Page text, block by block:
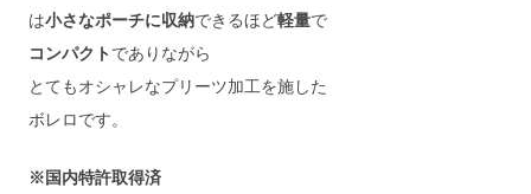
は小さなポーチに収納できるほど軽量で
コンパクト でありながら
とてもオシャレなプリーツ加工を施した
ボレロです。
※国内特許取得済